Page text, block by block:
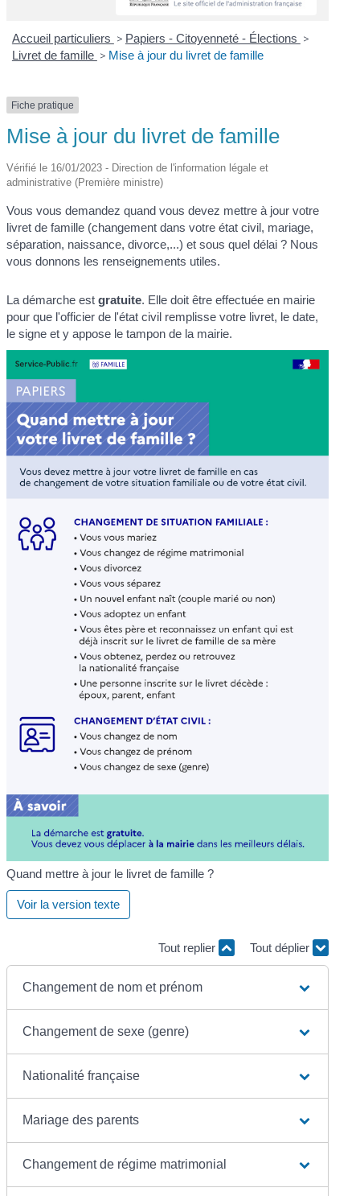
Accueil particuliers > Papiers - Citoyenneté - Élections >
Livret de famille > Mise à jour du livret de famille
Fiche pratique
Mise à jour du livret de famille
Vérifié le 16/01/2023 - Direction de l'information légale et
administrative (Première ministre)
Vous vous demandez quand vous devez mettre à jour votre
livret de famille (changement dans votre état civil, mariage,
séparation, naissance, divorce,...) et sous quel délai ? Nous
vous donnons les renseignements utiles.
La démarche estgratuite. Elle doit être effectuée en mairie
pour que l'officier de l'état civil remplisse votre livret, le date,
le signe et y appose le tampon de la mairie.
Quand mettre à jour le livret de famille ?
Voir la version texte
Tout replier Tout déplier
Changement de nom et prénom
Changement de sexe (genre)
Nationalité française
Mariage des parents
Changement de régime matrimonial